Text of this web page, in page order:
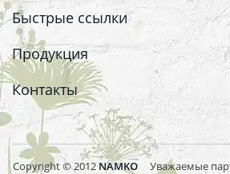
Быстрые ссылки
Продукция
Контакты
Copyright © 2012 NAMKO Уважаемые